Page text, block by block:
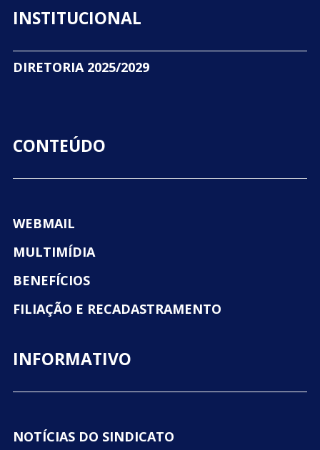
INSTITUCIONAL
DIRETORIA 2025/2029
CONTEÚDO
WEBMAIL
MULTIMÍDIA
BENEFÍCIOS
FILIAÇÃO E RECADASTRAMENTO
INFORMATIVO
NOTÍCIAS DO SINDICATO